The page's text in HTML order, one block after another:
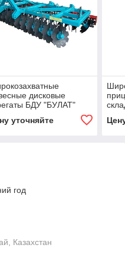
дисковые
БДУ "БУЛАТ"
уточняйте
год
Казахстан